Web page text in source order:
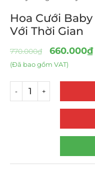
Hoa Cưới
Với Thời Gian
770.000₫ 660.000₫
(Đã bao gồm VAT)